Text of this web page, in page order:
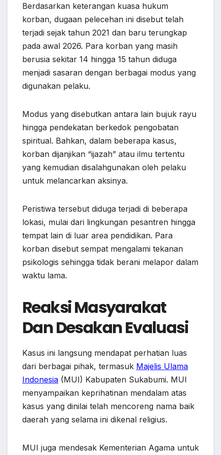
Berdasarkan keterangan kuasa hukum
korban, dugaan pelecehan ini disebut telah
terjadi sejak tahun 2021 dan baru terungkap
pada awal 2026. Para korban yang masih
berusia sekitar 14 hingga 15 tahun diduga
menjadi sasaran dengan berbagai modus yang
digunakan pelaku.
Modus yang disebutkan antara lain bujuk rayu
hingga pendekatan berkedok pengobatan
spiritual. Bahkan, dalam beberapa kasus,
korban dijanjikan “ijazah” atau ilmu tertentu
yang kemudian disalahgunakan oleh pelaku
untuk melancarkan aksinya.
Peristiwa tersebut diduga terjadi di beberapa
lokasi, mulai dari lingkungan pesantren hingga
tempat lain di luar area pendidikan. Para
korban disebut sempat mengalami tekanan
psikologis sehingga tidak berani melapor dalam
waktu lama.
Reaksi Masyarakat
Dan Desakan Evaluasi
Kasus ini langsung mendapat perhatian luas
dari berbagai pihak, termasuk Majelis Ulama
Indonesia (MUI) Kabupaten Sukabumi. MUI
menyampaikan keprihatinan mendalam atas
kasus yang dinilai telah mencoreng nama baik
daerah yang selama ini dikenal religius.
MUI juga mendesak Kementerian Agama untuk